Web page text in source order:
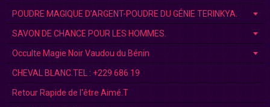
POUDRE MAGIQUE D’ARGENT-POUDRE DU GÉNIE TERINKYA.
SAVON DE CHANCE POUR LES HOMMES.
Occulte Magie Noir Vaudou du Bénin
CHEVAL BLANC.TEL : +229 686 19
Retour Rapide de l'être Aimé.T